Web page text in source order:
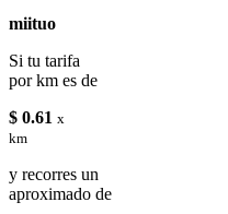
miituo
Si tu tarifa
por km es de
$ 0.61 x
km
y recorres un
aproximado de